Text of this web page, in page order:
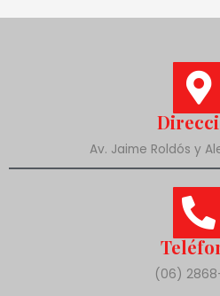
Av. Jaime Roldós y
(06)